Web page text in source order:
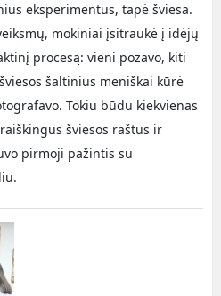
eksperimentus, tapė šviesa.
mokiniai įsitraukė į idėjų
procesą: vieni pozavo, kiti
šaltinius meniškai kūrė
Tokiu būdu kiekvienas
šviesos raštus ir
pirmoji pažintis su